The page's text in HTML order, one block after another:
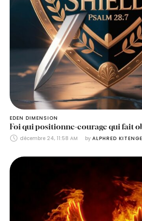
EDEN DIMENSION
Foi qui positionne-courage qui fait
décembre 24, 11:58 AM by ALPHRED KITENGE